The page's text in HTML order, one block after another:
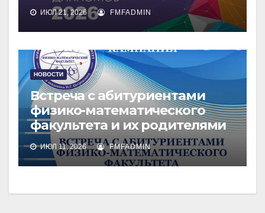
ИЮЛ 21, 2026 FMFADMIN
НОВОСТИ
Встреча с абитуриентами
физико-математического
факультета и их родителями
ИЮЛ 11, 2026 FMFADMIN